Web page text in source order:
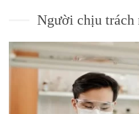
Người chịu trách